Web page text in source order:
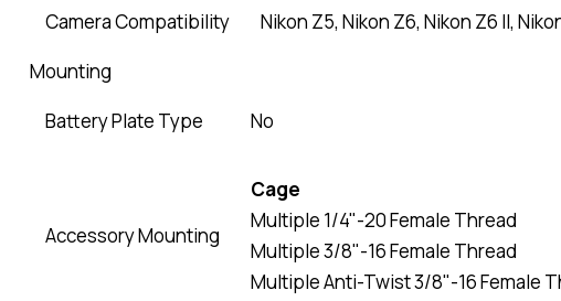
Camera Compatibility
Nikon Z5, Nikon Z6, Nikon Z6 II,
Mounting
Battery Plate Type
No
Accessory Mounting
Cage
Multiple 1/4"-20 Female Thread
Multiple 3/8"-16 Female Thread
Multiple Anti-Twist 3/8"-16 Female